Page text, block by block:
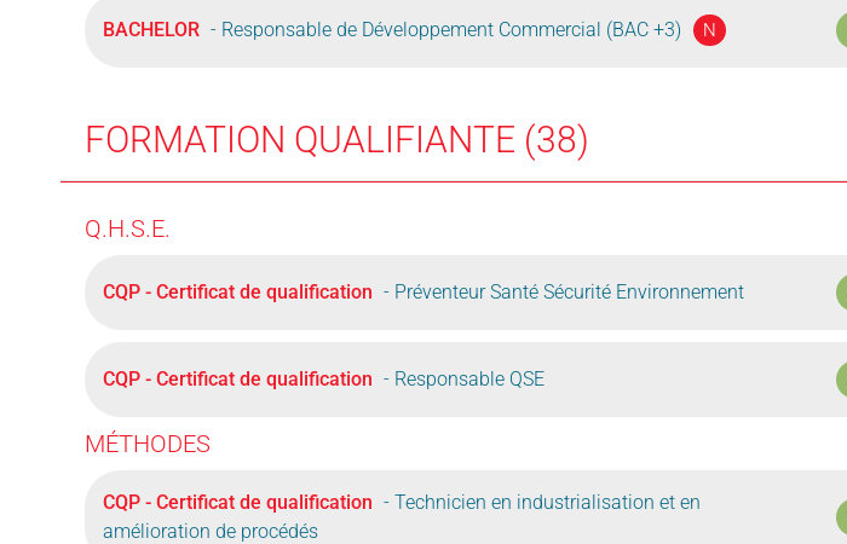
BACHELOR - Responsable de Développement Commercial (BAC +3) N
FORMATION QUALIFIANTE (38)
Q.H.S.E.
CQP - Certificat de qualification - Préventeur Santé Sécurité Environnement
CQP - Certificat de qualification - Responsable QSE
MÉTHODES
CQP - Certificat de qualification - Technicien en industrialisation et en
amélioration de procédés